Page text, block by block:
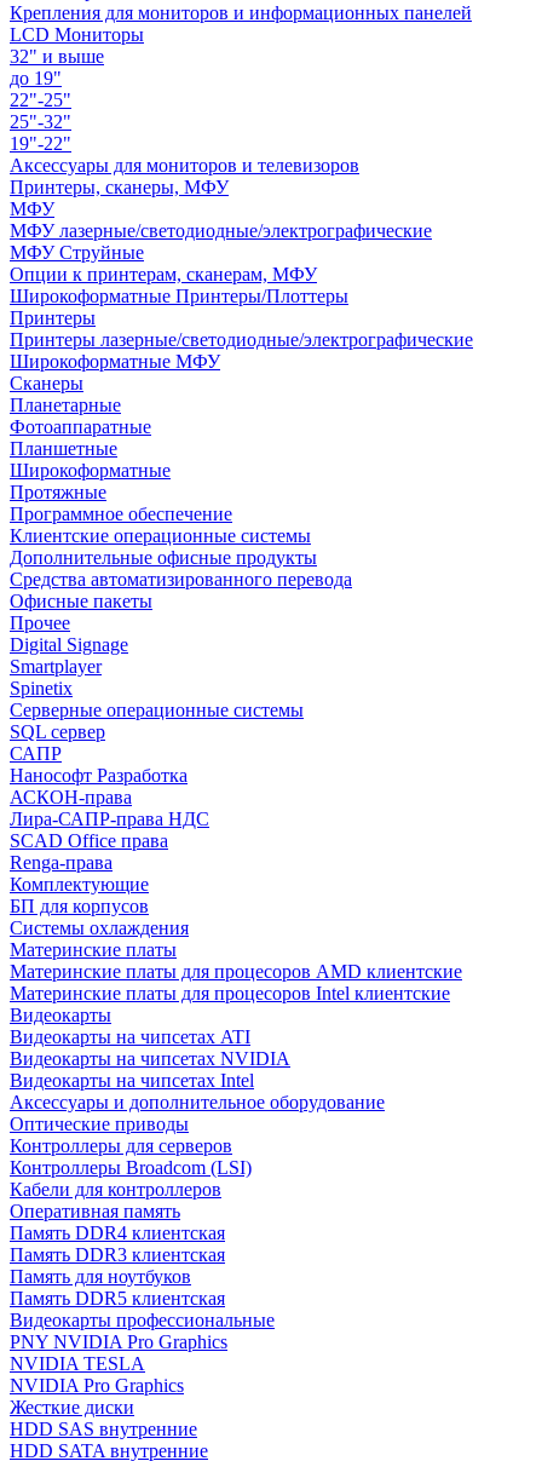
Крепления для мониторов и информационных панелей
LCD Мониторы
32" и выше
до 19"
22"-25"
25"-32"
19"-22"
Аксессуары для мониторов и телевизоров
Принтеры, сканеры, МФУ
МФУ
МФУ лазерные/светодиодные/электрографические
МФУ Струйные
Опции к принтерам, сканерам, МФУ
Широкоформатные Принтеры/Плоттеры
Принтеры
Принтеры лазерные/светодиодные/электрографические
Широкоформатные МФУ
Сканеры
Планетарные
Фотоаппаратные
Планшетные
Широкоформатные
Протяжные
Программное обеспечение
Клиентские операционные системы
Дополнительные офисные продукты
Средства автоматизированного перевода
Офисные пакеты
Прочее
Digital Signage
Smartplayer
Spinetix
Серверные операционные системы
SQL сервер
САПР
Нанософт Разработка
АСКОН-права
Лира-САПР-права НДС
SCAD Office права
Renga-права
Комплектующие
БП для корпусов
Системы охлаждения
Материнские платы
Материнские платы для процесоров AMD клиентские
Материнские платы для процесоров Intel клиентские
Видеокарты
Видеокарты на чипсетах ATI
Видеокарты на чипсетах NVIDIA
Видеокарты на чипсетах Intel
Аксессуары и дополнительное оборудование
Оптические приводы
Контроллеры для серверов
Контроллеры Broadcom (LSI)
Кабели для контроллеров
Оперативная память
Память DDR4 клиентская
Память DDR3 клиентская
Память для ноутбуков
Память DDR5 клиентская
Видеокарты профессиональные
PNY NVIDIA Pro Graphics
NVIDIA TESLA
NVIDIA Pro Graphics
Жесткие диски
HDD SAS внутренние
HDD SATA внутренние